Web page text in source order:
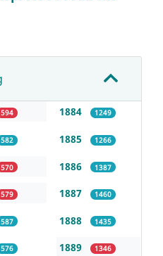
594
582
570
579
587
576
1884 1249
1885 1266
1886 1387
1887 1460
1888 1435
1889 1346